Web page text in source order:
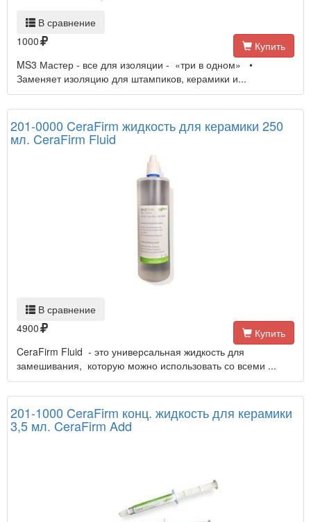
В сравнение
1000
Купить
MS3 Мастер - все для изоляции - «три в одном» •
Заменяет изоляцию для штампиков, керамики и...
201-0000 CeraFirm жидкость для керамики 250
мл. CeraFirm Fluid
В сравнение
4900
Купить
CeraFirm Fluid - это универсальная жидкость для
замешивания, которую можно использовать со всеми ...
201-1000 CeraFirm конц. жидкость для керамики
3,5 мл. CeraFirm Add